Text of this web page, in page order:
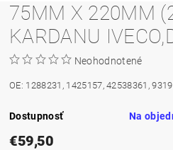
75MM X 220MM
KARDANU
Neohodnotené
OE: 1288231, 1425157, 42538361,
Dostupnosť Na
€59,50